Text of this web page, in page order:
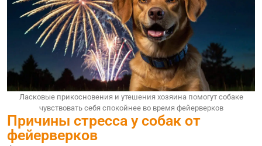
Ласковые прикосновения и утешения хозяина помогут собаке
чувствовать себя спокойнее во время фейерверков
Причины стресса у собак от
фейерверков